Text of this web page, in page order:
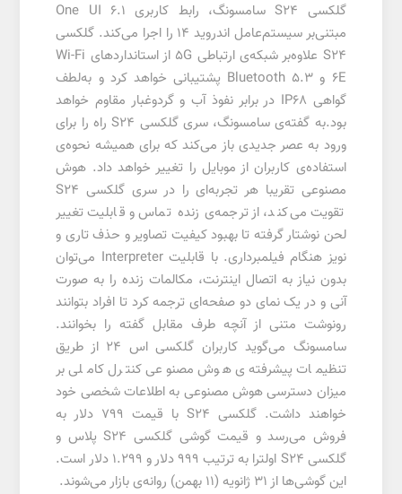
گلکسی S24 سامسونگ، رابط کاربری One UI 6.1
مبتنی‌بر سیستم‌عامل اندروید 14 را اجرا می‌کند. گلکسی
S24 علاوه‌بر شبکه‌ی ارتباطی 5G از استانداردهای Wi-Fi
6E و Bluetooth 5.3 پشتیبانی خواهد کرد و به‌لطف
گواهی IP68 در برابر نفوذ آب و گردوغبار مقاوم خواهد
بود.به گفته‌ی سامسونگ، سری گلکسی S24 راه را برای
ورود به عصر جدیدی باز می‌کند که برای همیشه نحوه‌ی
استفاده‌ی کاربران از موبایل را تغییر خواهد داد. هوش
مصنوعی تقریبا هر تجربه‌ای را در سری گلکسی S24
تقویت می‌کند، از ترجمه‌ی زنده تماس و قابلیت تغییر
لحن نوشتار گرفته تا بهبود کیفیت تصاویر و حذف تاری و
نویز هنگام فیلمبرداری. با قابلیت Interpreter می‌توان
بدون نیاز به اتصال اینترنت، مکالمات زنده را به صورت
آنی و در یک نمای دو صفحه‌ای ترجمه کرد تا افراد بتوانند
رونوشت متنی از آنچه طرف مقابل گفته را بخوانند.
سامسونگ می‌گوید کاربران گلکسی اس 24 از طریق
تنظیمات پیشرفته‌ی هوش مصنوعی کنترل کاملی بر
میزان دسترسی هوش مصنوعی به اطلاعات شخصی خود
خواهند داشت. گلکسی S24 با قیمت 799 دلار به
فروش می‌رسد و قیمت گوشی گلکسی S24 پلاس و
گلکسی S24 اولترا به ترتیب 999 دلار و 1.299 دلار است.
این گوشی‌ها از 31 ژانویه (11 بهمن) روانه‌ی بازار می‌شوند.